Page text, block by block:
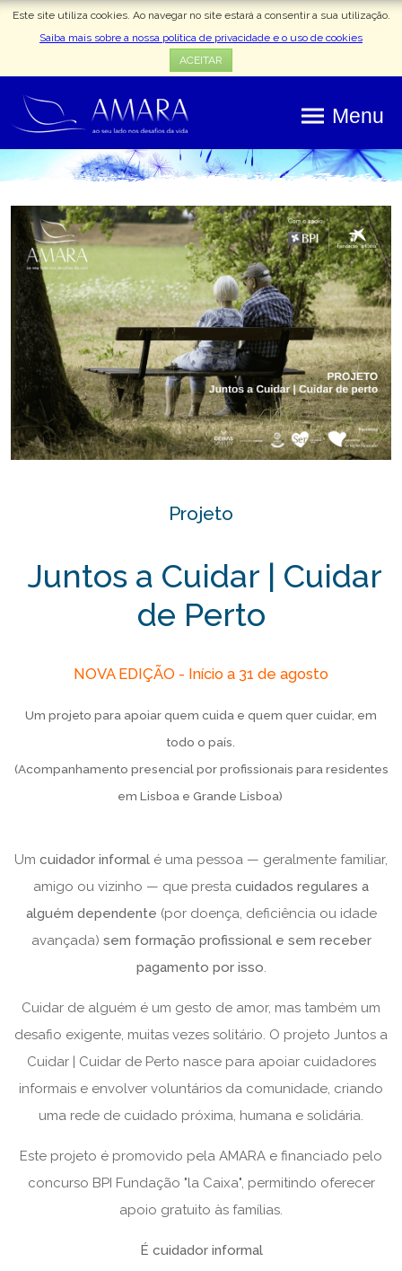
Este site utiliza cookies. Ao navegar no site estará a consentir a sua utilização.
Saiba mais sobre a nossa política de privacidade e o uso de cookies
ACEITAR
Menu
Projeto
Juntos a Cuidar | Cuidar
de Perto
NOVA EDIÇÃO - Início a 31 de agosto
Um projeto para apoiar quem cuida e quem quer cuidar, em
todo o país.
(Acompanhamento presencial por profissionais para residentes
em Lisboa e Grande Lisboa)
Um cuidador informal é uma pessoa — geralmente familiar,
amigo ou vizinho — que presta cuidados regulares a
alguém dependente (por doença, deficiência ou idade
avançada) sem formação profissional e sem receber
pagamento por isso.
Cuidar de alguém é um gesto de amor, mas também um
desafio exigente, muitas vezes solitário. O projeto Juntos a
Cuidar | Cuidar de Perto nasce para apoiar cuidadores
informais e envolver voluntários da comunidade, criando
uma rede de cuidado próxima, humana e solidária.
Este projeto é promovido pela AMARA e financiado pelo
concurso BPI Fundação "la Caixa", permitindo oferecer
apoio gratuito às famílias.
É cuidador informal